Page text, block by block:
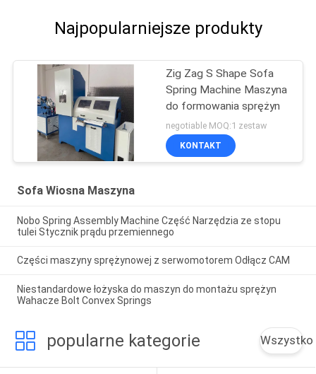
Najpopularniejsze produkty
Zig Zag S Shape Sofa
Spring Machine Maszyna
do formowania sprężyn
negotiable MOQ:1 zestaw
KONTAKT
Sofa Wiosna Maszyna
Nobo Spring Assembly Machine Część Narzędzia ze stopu
tulei Stycznik prądu przemiennego
Części maszyny sprężynowej z serwomotorem Odłącz CAM
Niestandardowe łożyska do maszyn do montażu sprężyn
Wahacze Bolt Convex Springs
popularne kategorie Wszystko